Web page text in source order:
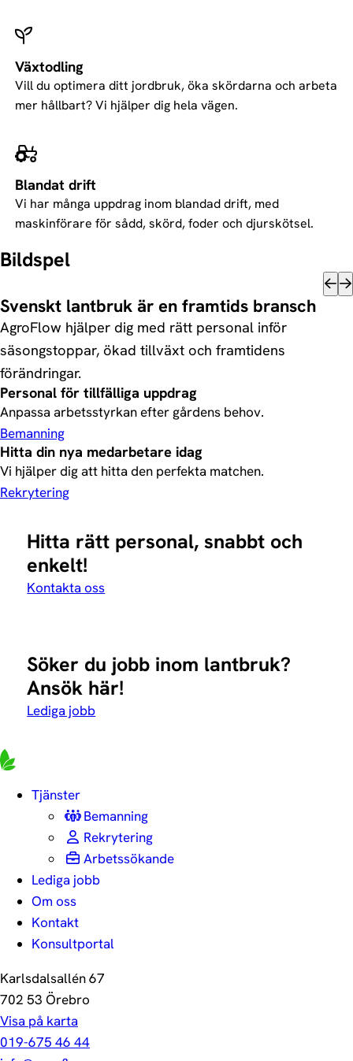
Växtodling
Vill du optimera ditt jordbruk, öka skördarna och arbeta
mer hållbart? Vi hjälper dig hela vägen.
Blandat drift
Vi har många uppdrag inom blandad drift, med
maskinförare för sådd, skörd, foder och djurskötsel.
Bildspel
Svenskt lantbruk är en framtids bransch
AgroFlow hjälper dig med rätt personal inför
säsongstoppar, ökad tillväxt och framtidens
förändringar.
Personal för tillfälliga uppdrag
Anpassa arbetsstyrkan efter gårdens behov.
Bemanning
Hitta din nya medarbetare idag
Vi hjälper dig att hitta den perfekta matchen.
Rekrytering
Hitta rätt personal, snabbt och
enkelt!
Kontakta oss
Söker du jobb inom lantbruk?
Ansök här!
Lediga jobb
Tjänster
Bemanning
Rekrytering
Arbetssökande
Lediga jobb
Om oss
Kontakt
Konsultportal
Karlsdalsallén 67
702 53 Örebro
Visa på karta
019-675 46 44